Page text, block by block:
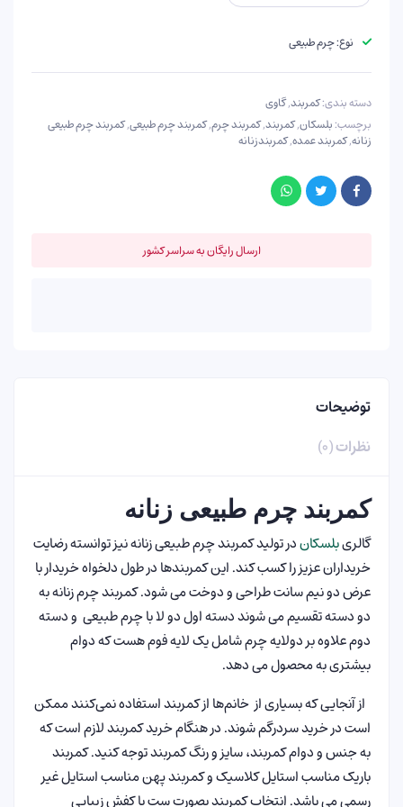
نوع: چرم طبیعی
دسته بندی:کمربند,گاوی
برچسب:بلسکان,کمربند,کمربند چرم,کمربند چرم طبیعی,کمربند چرم طبیعی
زنانه,کمربند عمده,کمربندزنانه
ارسال رایگان به سراسر کشور
توضیحات
نظرات (۰)
کمربند چرم طبیعی زنانه
گالریبلسکاندر تولید کمربند چرم طبیعی زنانه نیز توانسته رضایت
خریداران عزیز را کسب کند. این کمربندها در طول دلخواه خریدار با
عرض دو نیم سانت طراحی و دوخت می شود. کمربند چرم زنانه به
دو دسته تقسیم می شوند دسته اول دو لا با چرم طبیعی و دسته
دوم علاوه بر دولایه چرم شامل یک لایه فوم هست که دوام
بیشتری به محصول می دهد.
از آنجایی که بسیاری از خانم‌ها از کمربند استفاده نمی‌کنند ممکن
است در خرید سردرگم شوند. در هنگام خرید کمربند لازم است که
به جنس و دوام کمربند، سایز و رنگ کمربند توجه کنید. کمربند
باریک مناسب استایل کلاسیک و کمربند پهن مناسب استایل غیر
رسمی می باشد. انتخاب کمربند بصورت ست با کفش زیبایی